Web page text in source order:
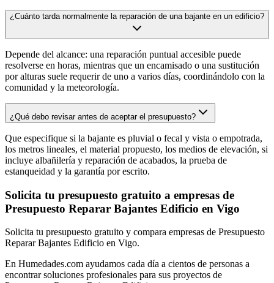
¿Cuánto tarda normalmente la reparación de una bajante en un edificio?
Depende del alcance: una reparación puntual accesible puede
resolverse en horas, mientras que un encamisado o una sustitución
por alturas suele requerir de uno a varios días, coordinándolo con la
comunidad y la meteorología.
¿Qué debo revisar antes de aceptar el presupuesto?
Que especifique si la bajante es pluvial o fecal y vista o empotrada,
los metros lineales, el material propuesto, los medios de elevación, si
incluye albañilería y reparación de acabados, la prueba de
estanqueidad y la garantía por escrito.
Solicita tu presupuesto gratuito a empresas de
Presupuesto Reparar Bajantes Edificio en Vigo
Solicita tu presupuesto gratuito y compara empresas de Presupuesto
Reparar Bajantes Edificio en Vigo.
En Humedades.com ayudamos cada día a cientos de personas a
encontrar soluciones profesionales para sus proyectos de